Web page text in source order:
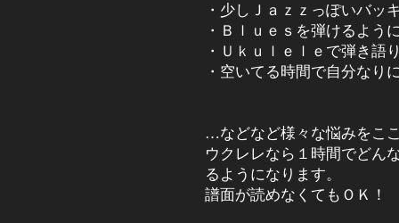
・少しＪａｚｚっぽいバッ
・Ｂｌｕｅｓを弾けるよう
・Ｕｋｕｌｅｌｅで弾き語
・空いてる時間で自分なり
…などなど様々な悩みをこ
ウクレレなら１時間でどん
るようになります。
譜面が読めなくてもＯＫ！